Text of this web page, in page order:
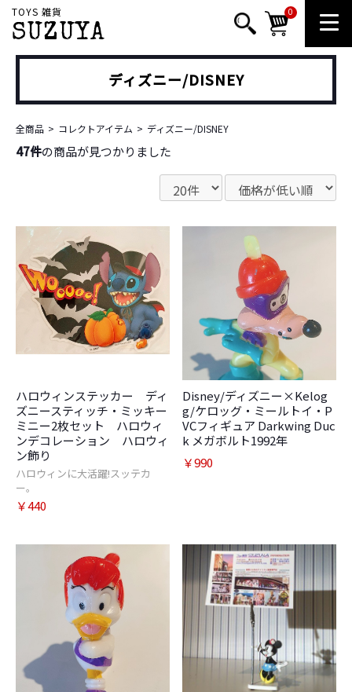
TOYS 雑貨
SUZUYA
0
ディズニー/DISNEY
全商品 コレクトアイテム ディズニー/DISNEY
47件の商品が見つかりました
ハロウィンステッカー ディ
ズニースティッチ・ミッキー
ミニー2枚セット ハロウィ
ンデコレーション ハロウィ
ン飾り
ハロウィンに大活躍!スッテカ
ー。
￥440
Disney/ディズニー×Kelog
g/ケロッグ・ミールトイ・P
VCフィギュア Darkwing Duc
k メガボルト1992年
￥990